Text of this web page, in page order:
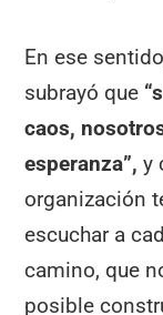
En ese
subrayó que
caos,
esperanza”, y
organización
escuchar a
camino, que
posible